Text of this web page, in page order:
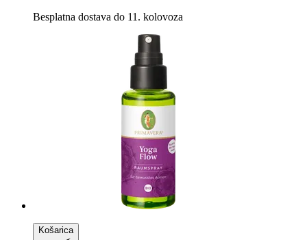
Besplatna dostava do 11. kolovoza
Košarica